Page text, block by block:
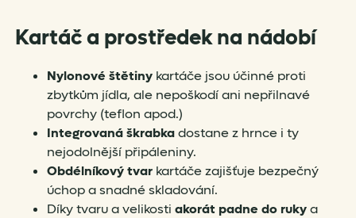
Kartáč a prostředek na nádobí
Nylonové štětinykartáče jsou účinné proti
zbytkům jídla, ale nepoškodí ani nepřilnavé
povrchy (teflon apod.)
Integrovaná škrabkadostane z hrnce i ty
nejodolnější připáleniny.
Obdélníkový tvarkartáče zajišťuje bezpečný
úchop a snadné skladování.
Díky tvaru a velikosti akorát padne do rukya